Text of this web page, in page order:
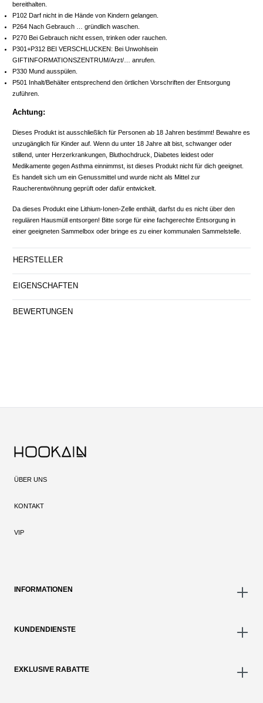
bereithalten.
P102 Darf nicht in die Hände von Kindern gelangen.
P264 Nach Gebrauch … gründlich waschen.
P270 Bei Gebrauch nicht essen, trinken oder rauchen.
P301+P312 BEI VERSCHLUCKEN: Bei Unwohlsein
GIFTINFORMATIONSZENTRUM/Arzt/… anrufen.
P330 Mund ausspülen.
P501 Inhalt/Behälter entsprechend den örtlichen Vorschriften der Entsorgung
zuführen.
Achtung:
Dieses Produkt ist ausschließlich für Personen ab 18 Jahren bestimmt! Bewahre es
unzugänglich für Kinder auf. Wenn du unter 18 Jahre alt bist, schwanger oder
stillend, unter Herzerkrankungen, Bluthochdruck, Diabetes leidest oder
Medikamente gegen Asthma einnimmst, ist dieses Produkt nicht für dich geeignet.
Es handelt sich um ein Genussmittel und wurde nicht als Mittel zur
Raucherentwöhnung geprüft oder dafür entwickelt.
Da dieses Produkt eine Lithium-Ionen-Zelle enthält, darfst du es nicht über den
regulären Hausmüll entsorgen! Bitte sorge für eine fachgerechte Entsorgung in
einer geeigneten Sammelbox oder bringe es zu einer kommunalen Sammelstelle.
HERSTELLER
EIGENSCHAFTEN
BEWERTUNGEN
ÜBER UNS
KONTAKT
VIP
INFORMATIONEN
KUNDENDIENSTE
EXKLUSIVE RABATTE